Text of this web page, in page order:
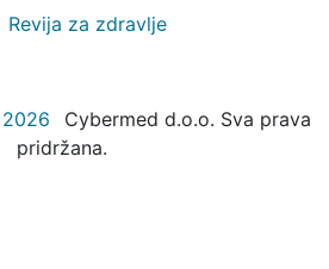
Revija za zdravlje
Cybermed d.o.o. Sva prava
pridržana.